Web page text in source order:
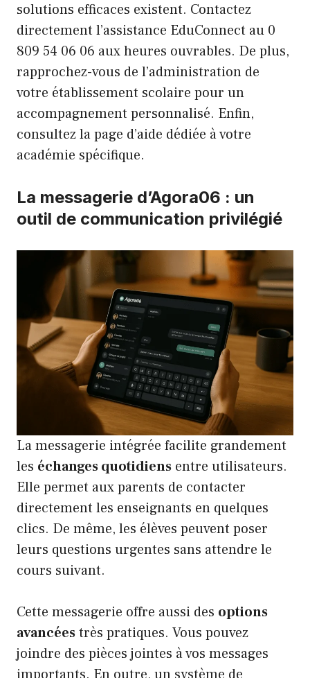
solutions efficaces existent. Contactez
directement l’assistance EduConnect au 0
809 54 06 06 aux heures ouvrables. De plus,
rapprochez-vous de l’administration de
votre établissement scolaire pour un
accompagnement personnalisé. Enfin,
consultez la page d’aide dédiée à votre
académie spécifique.
La messagerie d’Agora06 : un
outil de communication privilégié
La messagerie intégrée facilite grandement
les échanges quotidiens entre utilisateurs.
Elle permet aux parents de contacter
directement les enseignants en quelques
clics. De même, les élèves peuvent poser
leurs questions urgentes sans attendre le
cours suivant.
Cette messagerie offre aussi des options
avancéestrès pratiques. Vous pouvez
joindre des pièces jointes à vos messages